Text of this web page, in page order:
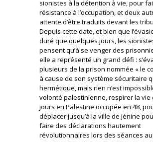
sionistes à la détention à vie, pour
résistance à l’occupation, et deux
attente d’être traduits devant les
Depuis cette date, et bien que
duré que quelques jours, les
pensent qu’à se venger des
elle a représenté un grand défi :
plusieurs de la prison nommée « le
à cause de son système sécuritaire
hermétique, mais rien n’est
volonté palestinienne, respirer la vie
jours en Palestine occupée en 48,
déplacer jusqu’à la ville de Jénine
faire des déclarations hautement
révolutionnaires lors des séances